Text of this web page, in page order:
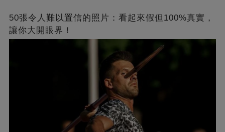
50張令人難以置信的照片：看起來假但100%真實，
讓你大開眼界！